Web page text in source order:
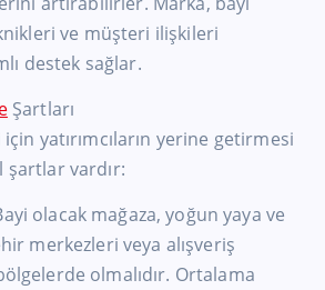
ve müşteri ilişkileri
destek sağlar.
Şartları
yatırımcıların yerine getirmesi
şartlar vardır:
olacak mağaza, yoğun yaya ve
merkezleri veya alışveriş
olmalıdır. Ortalama